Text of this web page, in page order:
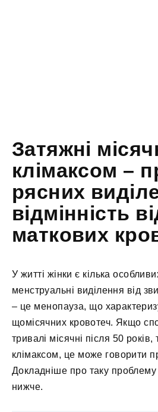
Затяжні
клімаксом –
рясних
відмінність
маткових
У житті жінки є кілька
менструальні виділення від
– це менопауза, що
щомісячних кровотеч. Якщо
тривалі місячні після 50
клімаксом, це може говорити
Докладніше про таку проблему
нижче.